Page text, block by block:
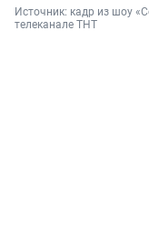
Источник: кадр из шоу
телеканале ТНТ